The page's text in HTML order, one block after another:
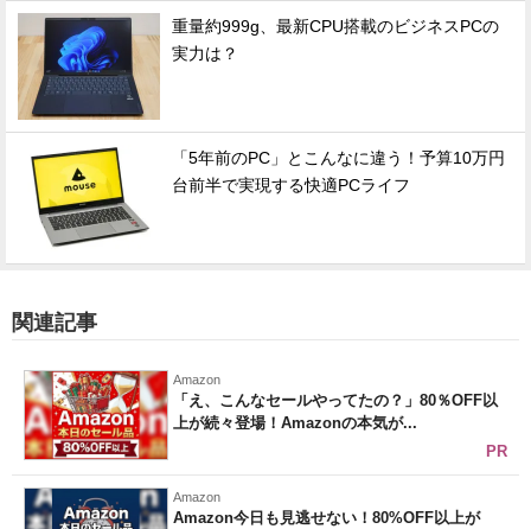
重量約999g、最新CPU搭載のビジネスPCの
実力は？
「5年前のPC」とこんなに違う！予算10万円
台前半で実現する快適PCライフ
関連記事
Amazon
「え、こんなセールやってたの？」80％OFF以
上が続々登場！Amazonの本気が...
PR
Amazon
Amazon今日も見逃せない！80%OFF以上が